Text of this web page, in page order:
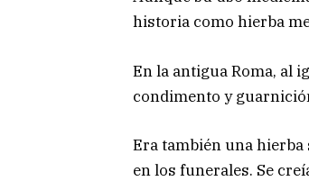
historia como hierba
En la antigua Roma, al
condimento y
Era también una hierba
en los funerales. Se